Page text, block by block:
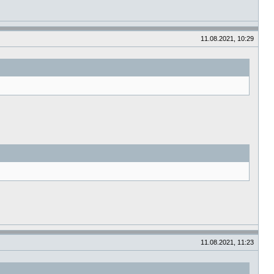
11.08.2021, 10:29
11.08.2021, 11:23